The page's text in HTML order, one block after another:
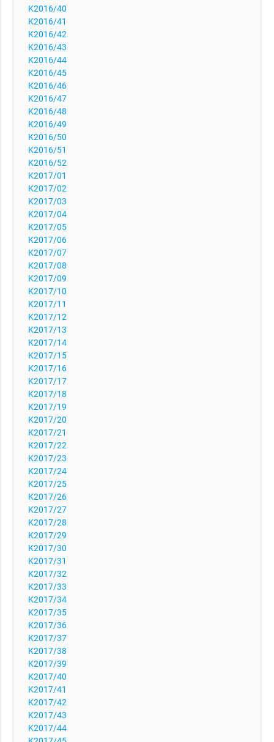
K2016/40
K2016/41
K2016/42
K2016/43
K2016/44
K2016/45
K2016/46
K2016/47
K2016/48
K2016/49
K2016/50
K2016/51
K2016/52
K2017/01
K2017/02
K2017/03
K2017/04
K2017/05
K2017/06
K2017/07
K2017/08
K2017/09
K2017/10
K2017/11
K2017/12
K2017/13
K2017/14
K2017/15
K2017/16
K2017/17
K2017/18
K2017/19
K2017/20
K2017/21
K2017/22
K2017/23
K2017/24
K2017/25
K2017/26
K2017/27
K2017/28
K2017/29
K2017/30
K2017/31
K2017/32
K2017/33
K2017/34
K2017/35
K2017/36
K2017/37
K2017/38
K2017/39
K2017/40
K2017/41
K2017/42
K2017/43
K2017/44